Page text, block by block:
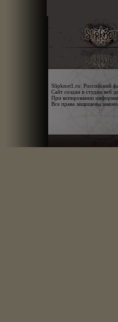
Slipknot1.ru: Российский
Сайт создан в студии веб
При копировании
Все права защищены